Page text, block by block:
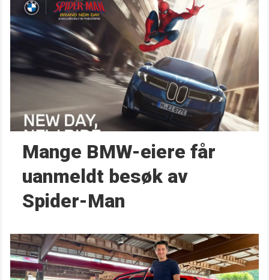
Mange BMW-eiere får
uanmeldt besøk av
Spider-Man